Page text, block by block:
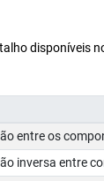
disponíveis
entre os
inversa entre